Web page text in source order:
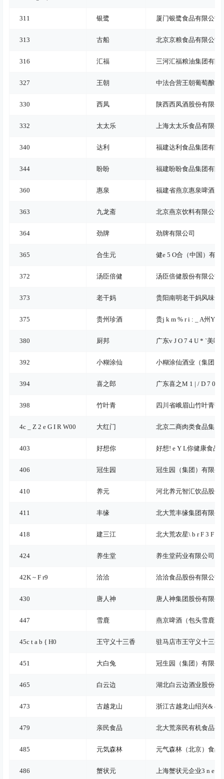
311 银鹭 厦门银鹭食品有限公司
313 古船 北京京粮食品有限公司
316 汇福 三河汇福粮油集团有限
327 王朝 中法合营王朝葡萄酿酒
330 西凤 陕西西凤酒股份有限公
332 太太乐 上海太太乐食品有限公
340 达利 福建达利食品集团有限
344 盼盼 福建盼盼食品集团有限
360 惠泉 福建省燕京惠泉啤酒股
363 九龙斋 北京燕京饮料有限公司
364 劲牌 劲牌有限公司
365 合生元 健e 5 O合（中国）有限
372 汤臣倍健 汤臣倍健股份有限公司
373 老干妈 贵阳南明老干妈风味食
375 贵州珍酒 贵j k m % r i : _ A州 Y R
380 厨邦 广东v J O 7 4 U * `美味
392 小糊涂仙 小糊涂仙酒业（集团）
394 喜之郎 广东喜之M 1 | / D 7 0 0
398 竹叶青 四川省峨眉山竹叶青茶
4c _ Z 2 e G I R W00 大红门 北京二商肉类食品集团
403 好想你 好想! e Y L你健康食品
406 冠生园 冠生园（集团）有限公
410 养元 河北养元智汇饮品股份
411 丰缘 北大荒丰缘集团有限公
418 建三江 北大荒农星\ b r F 3 F , &
424 养生堂 养生堂药业有限公司
42K ~ F r9 洽洽 洽洽食品股份有限公司
430 唐人神 唐人神集团股份有限公
447 雪鹿 燕京啤酒（包头雪鹿）
45c t a b { H0 王守义十三香 驻马店市王守义十三香
451 大白兔 冠生园（集团）有限公
465 白云边 湖北白云边酒业股份有
473 古越龙山 浙江古越龙山绍兴& & }
479 亲民食品 北大荒亲民有机食品有
485 元気森林 元气森林（北京）食品
486 蟹状元 上海蟹状元企业3 n e h